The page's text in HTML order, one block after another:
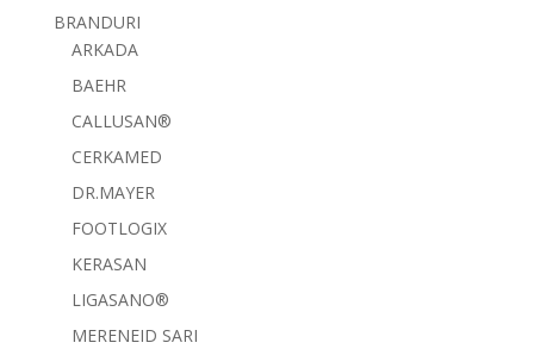
BRANDURI
ARKADA
BAEHR
CALLUSAN®
CERKAMED
DR.MAYER
FOOTLOGIX
KERASAN
LIGASANO®
MERENEID SARI